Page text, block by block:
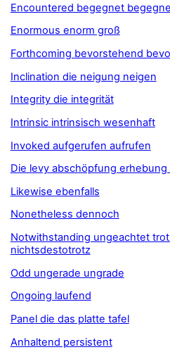
Encountered begegnet
Enormous enorm groß
Forthcoming bevorstehend
Inclination die neigung neigen
Integrity die integrität
Intrinsic intrinsisch wesenhaft
Invoked aufgerufen aufrufen
Die levy abschöpfung erhebung
Likewise ebenfalls
Nonetheless dennoch
Notwithstanding ungeachtet
nichtsdestotrotz
Odd ungerade ungrade
Ongoing laufend
Panel die das platte tafel
Anhaltend persistent